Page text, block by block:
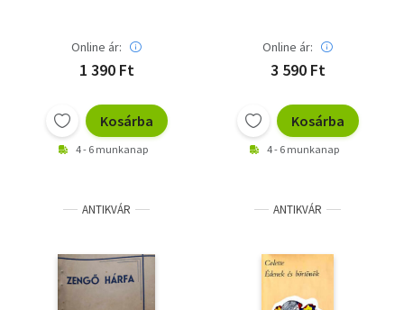
Online ár:
1 390 Ft
Kosárba
4 - 6 munkanap
Online ár:
3 590 Ft
Kosárba
4 - 6 munkanap
ANTIKVÁR ANTIKVÁR